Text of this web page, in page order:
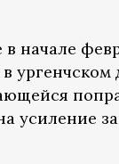
в начале
ургенчском
усиление